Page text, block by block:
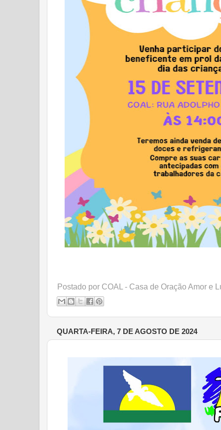
Postado por COAL - Casa de Oração Amor e
QUARTA-FEIRA, 7 DE AGOSTO DE 2024